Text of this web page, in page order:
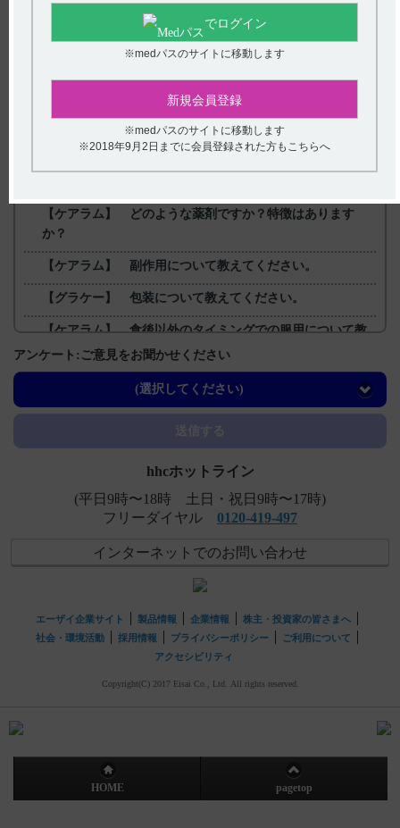
【引用】
1)ケアラム錠25mg電子添文2022年8月改訂（第1版） 11.副作用
【更新年月】
戻る
【ケアラム】 どのような薬剤ですか？特徴はあります
か？
【ケアラム】 副作用について教えてください。
【グラケー】 包装について教えてください。
【ケアラム】 食後以外のタイミングでの服用について教
えてください。
【エクフィナ】 血中濃度はどのくらいの期間で定常状態
アンケート:ご意見をお聞かせください
(選択してください)
でログイン
※medパスのサイトに移動します
新規会員登録
※medパスのサイトに移動します
※2018年9月2日までに会員登録された方もこちらへ
hhcホットライン
(平日9時〜18時 土日・祝日9時〜17時)
フリーダイヤル 0120-419-497
インターネットでのお問い合わせ
エーザイ企業サイト 製品情報 企業情報
株主・投資家の皆さまへ
社会・環境活動
採用情報 プライバシーポリシー
ご利用について
アクセシビリティ
Copyright(C) 2017 Eisai Co., Ltd. All rights reserved.
HOME pagetop